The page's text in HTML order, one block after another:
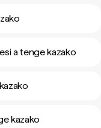
a tenge kazako
kazako